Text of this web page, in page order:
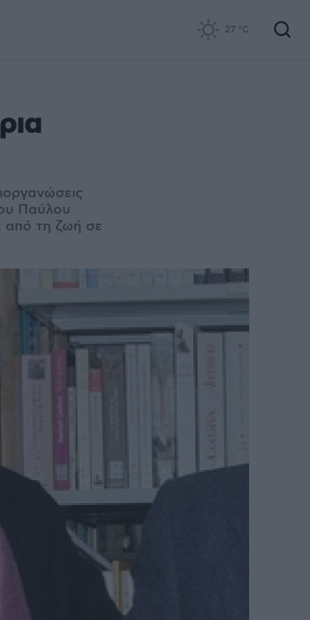
27 °C
Παύλου
από τη ζωή σε